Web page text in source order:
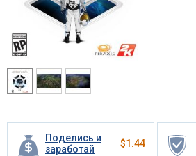
Поделись и
заработай
$1.44